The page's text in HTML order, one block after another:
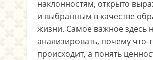
наклонностям, открыто
и выбранным в качестве
жизни. Самое важное здесь
анализировать, почему что-
происходит, а понять